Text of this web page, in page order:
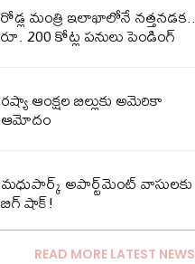
రోడ్ల మంత్రి ఇలాఖాలోనే నత్తనడక..
రూ. 200 కోట్ల పనులు పెండింగ్
రష్యా ఆంక్షల బిల్లుకు అమెరికా
ఆమోదం
మధుపార్క్ అపార్ట్‌మెంట్ వాసులకు
బిగ్ షాక్‌!
READ MORE LATEST NEWS